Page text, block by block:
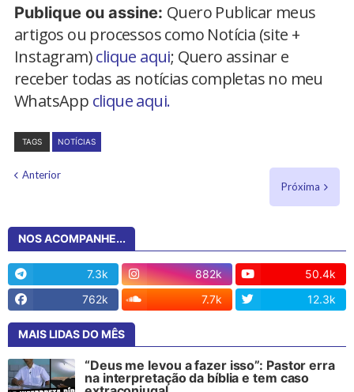
Publique ou assine: Quero Publicar meus
artigos ou processos como Notícia (site +
Instagram)clique aqui; Quero assinar e
receber todas as notícias completas no meu
WhatsApp clique aqui.
TAGS NOTÍCIAS
Anterior
Próxima
NOS ACOMPANHE...
7.3k 882k
50.4k
762k
7.7k 12.3k
MAIS LIDAS DO MÊS
“Deus me levou a fazer isso”: Pastor erra
na interpretação da bíblia e tem caso